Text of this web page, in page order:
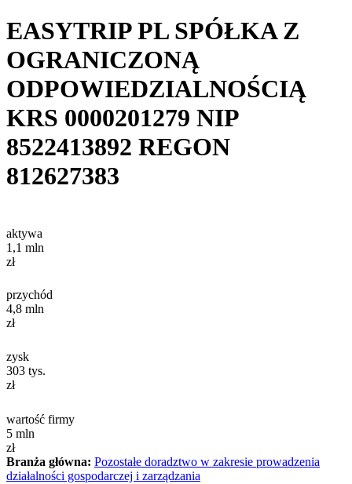
EASYTRIP PL SPÓŁKA Z
OGRANICZONĄ
ODPOWIEDZIALNOŚCIĄ
KRS 0000201279 NIP
8522413892 REGON
812627383
aktywa
1,1 mln
zł
przychód
4,8 mln
zł
zysk
303 tys.
zł
wartość firmy
5 mln
zł
Branża główna: Pozostałe doradztwo w zakresie prowadzenia
działalności gospodarczej i zarządzania